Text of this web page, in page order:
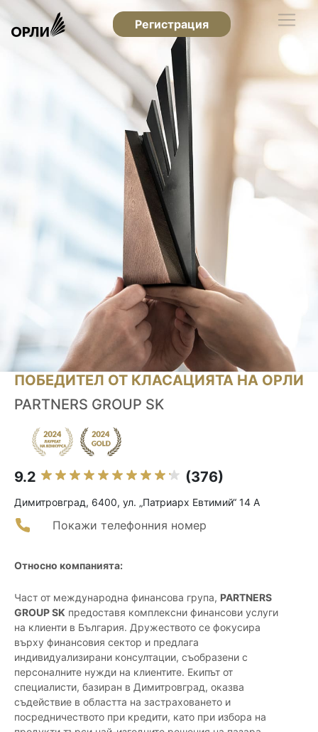
Регистрация
ПОБЕДИТЕЛ ОТ КЛАСАЦИЯТА НА ОРЛИ
PARTNERS GROUP SK
9.2 (376)
Димитровград, 6400, ул. „Патриарх Евтимий“ 14 А
Покажи телефонния номер
Относно компанията:
Част от международна финансова група, PARTNERS
GROUP SK предоставя комплексни финансови услуги
на клиенти в България. Дружеството се фокусира
върху финансовия сектор и предлага
индивидуализирани консултации, съобразени с
персоналните нужди на клиентите. Екипът от
специалисти, базиран в Димитровград, оказва
съдействие в областта на застраховането и
посредничеството при кредити, като при избора на